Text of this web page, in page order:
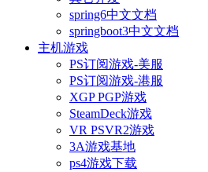
spring6中文文档
springboot3中文文档
主机游戏
PS订阅游戏-美服
PS订阅游戏-港服
XGP PGP游戏
SteamDeck游戏
VR PSVR2游戏
3A游戏基地
ps4游戏下载